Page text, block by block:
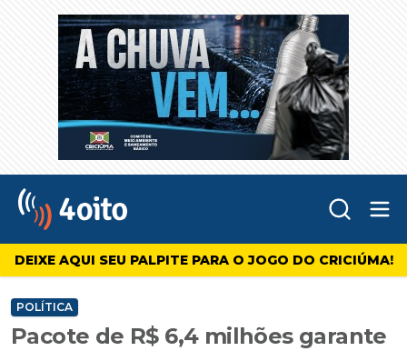
4oito
DEIXE AQUI SEU PALPITE PARA O JOGO DO CRICIÚMA!
POLÍTICA
Pacote de R$ 6,4 milhões garante